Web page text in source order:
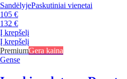
SandėlyjePaskutiniai vienetai
105 €
132 €
Į krepšelį
Į krepšelį
PremiumGera kaina
Gense